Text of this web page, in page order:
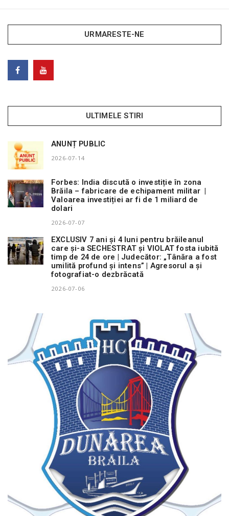
URMARESTE-NE
ULTIMELE STIRI
ANUNȚ PUBLIC
2026-07-14
Forbes: India discută o investiție în zona
Brăila – fabricare de echipament militar |
Valoarea investiției ar fi de 1 miliard de
dolari
2026-07-07
EXCLUSIV 7 ani și 4 luni pentru brăileanul
care și-a SECHESTRAT și VIOLAT fosta iubită
timp de 24 de ore | Judecător: „Tânăra a fost
umilită profund și intens” | Agresorul a și
fotografiat-o dezbrăcată
2026-07-06